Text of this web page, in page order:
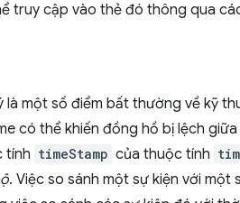
truy cập vào thẻ đó thông qua
một số điểm bất thường về kỹ
có thể khiến đồng hồ bị lệch
tính timeStamp của thuộc tính
. Việc so sánh một sự kiện với